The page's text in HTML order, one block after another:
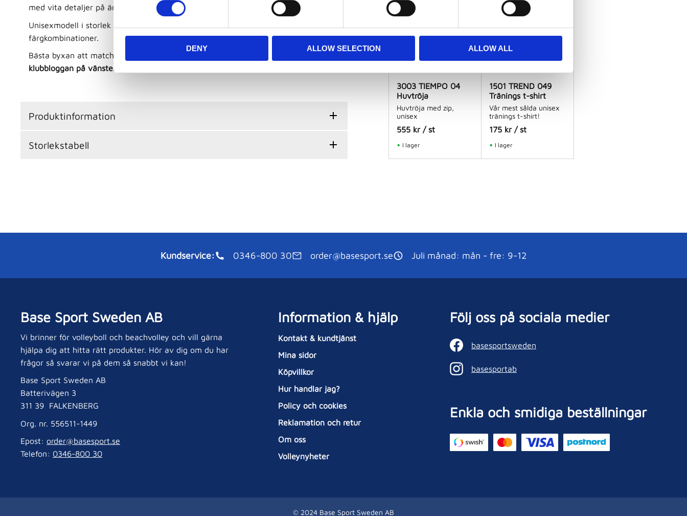
s
e
DENY ALLOW SELECTION ALLOW ALL
med vita detaljer på ärmarna.
Unisexmodell i storlek från 3XS till 4XL och tröjan finns i 5 stycken olika
färgkombinationer.
Bästa byxan att matcha med denna tröjan är +adrenlina 3002 TRIBAL.
klubbloggan på vänster bröst.
Produktinformation
Storlekstabell
3003 TIEMPO 04
Huvtröja
Huvtröja med zip,
unisex
555kr /st
I lager
1501 TREND 049
Tränings t-shirt
Vår mest sålda unisex
tränings t-shirt!
175kr /st
I lager
Kundservice: 0346-800 30 order@basesport.se Juli månad: mån - fre: 9-12
Base Sport Sweden AB
Vi brinner för volleyboll och beachvolley och vill gärna
hjälpa dig att hitta rätt produkter. Hör av dig om du har
frågor så svarar vi på dem så snabbt vi kan!
Base Sport Sweden AB
Batterivägen 3
311 39 FALKENBERG
Org. nr. 556511-1449
Epost: order@basesport.se
Telefon: 0346-800 30
Information & hjälp
Kontakt & kundtjänst
Mina sidor
Köpvillkor
Hur handlar jag?
Policy och cookies
Reklamation och retur
Om oss
Volleynyheter
Följ oss på sociala medier
basesportsweden
basesportab
Enkla och smidiga beställningar
© 2024 Base Sport Sweden AB